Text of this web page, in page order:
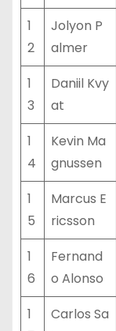
1
2
Jolyon P
almer
1
3
Daniil Kvy
at
1
4
Kevin Ma
gnussen
1
5
Marcus E
ricsson
1
6
Fernand
o Alonso
1
Carlos Sa